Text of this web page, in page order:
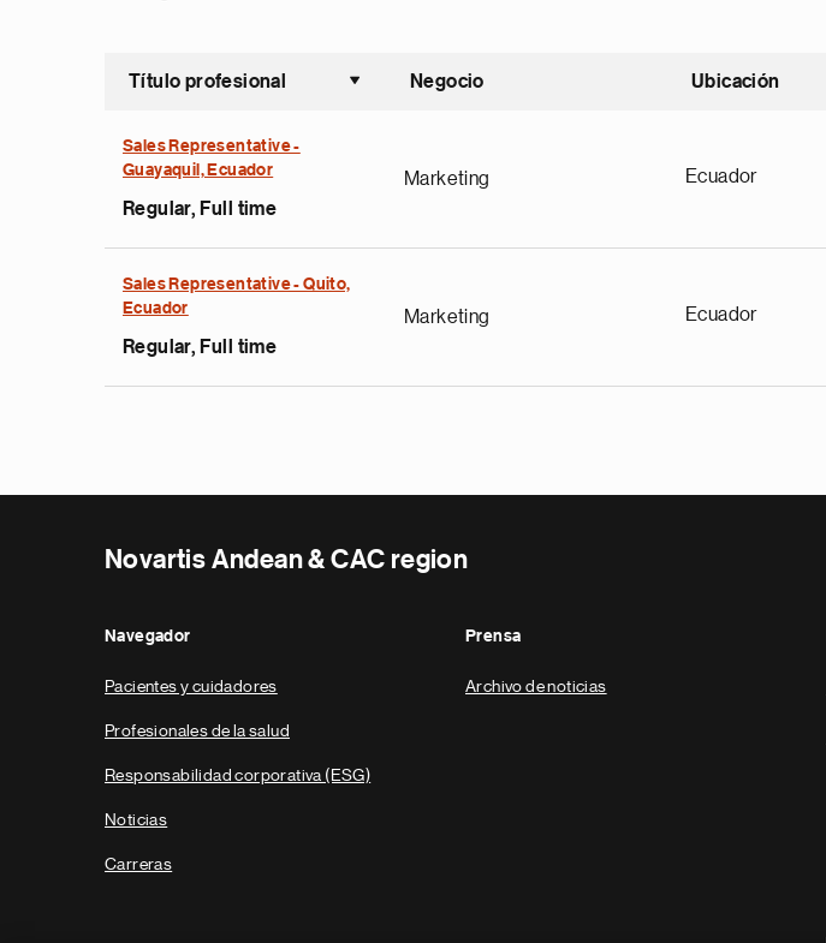
Título profesional
Ordenar ascendente
Negocio Ubicación
Sales Representative -
Guayaquil, Ecuador
Regular, Full time
Marketing Ecuador
Sales Representative - Quito,
Ecuador
Regular, Full time
Marketing Ecuador
Novartis Andean & CAC region
Navegador
Pacientes y cuidadores
Profesionales de la salud
Responsabilidad corporativa (ESG)
Noticias
Carreras
Prensa
Archivo de noticias